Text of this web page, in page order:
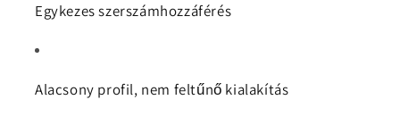
Egykezes szerszámhozzáférés
Alacsony profil, nem feltűnő kialakítás